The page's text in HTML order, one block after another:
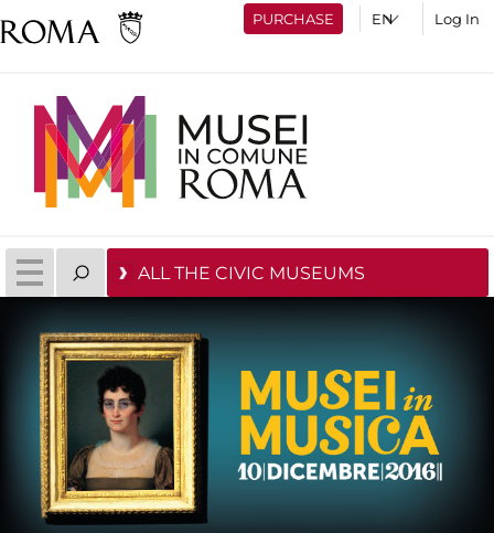
PURCHASE Log In
ALL THE CIVIC MUSEUMS